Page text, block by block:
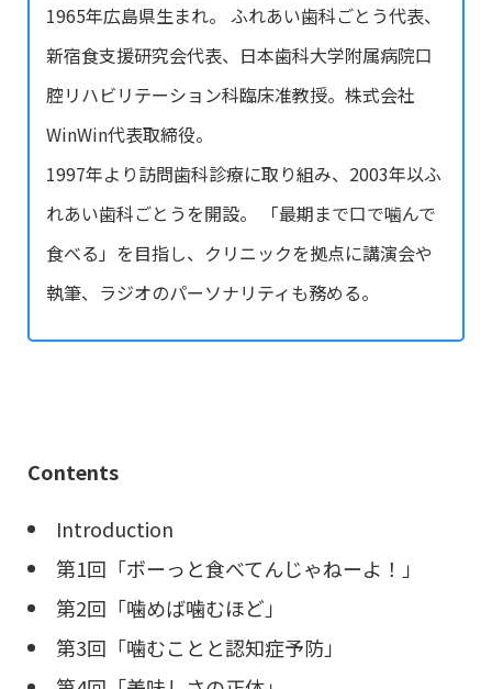
1965年広島県生まれ。 ふれあい歯科ごとう代表、
新宿食支援研究会代表、日本歯科大学附属病院口
腔リハビリテーション科臨床准教授。株式会社
WinWin代表取締役。
1997年より訪問歯科診療に取り組み、2003年以ふ
れあい歯科ごとうを開設。 「最期まで口で噛んで
食べる」を目指し、クリニックを拠点に講演会や
執筆、ラジオのパーソナリティも務める。
Contents
Introduction
第1回「ボーっと食べてんじゃねーよ！」
第2回「噛めば噛むほど」
第3回「噛むことと認知症予防」